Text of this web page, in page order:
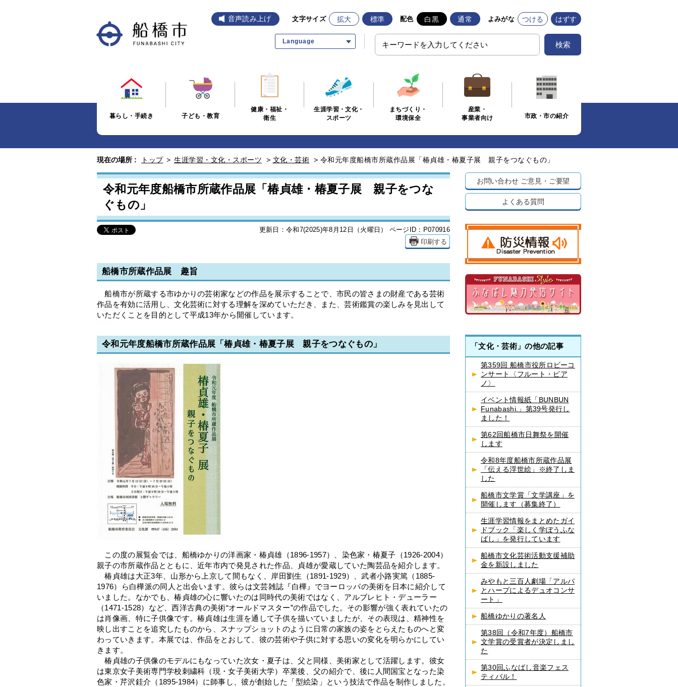
音声読み上げ 文字サイズ 拡大 標準 配色 白黒 通常 よみがな つける はずす
Language 検索
暮らし・手続き 子ども・教育
健康・福祉・
衛生
生涯学習・文化・
スポーツ
まちづくり・
環境保全
産業・
事業者向け
市政・市の紹介
現在の場所 : トップ > 生涯学習・文化・スポーツ > 文化・芸術 > 令和元年度船橋市所蔵作品展「椿貞雄・椿夏子展 親子をつなぐもの」
令和元年度船橋市所蔵作品展「椿貞雄・椿夏子展 親子をつな
ぐもの」
更新日：令和7(2025)年8月12日（火曜日） ページID：P070916
印刷する
船橋市所蔵作品展 趣旨
船橋市が所蔵する市ゆかりの芸術家などの作品を展示することで、市民の皆さまの財産である芸術
作品を有効に活用し、文化芸術に対する理解を深めていただき、また、芸術鑑賞の楽しみを見出して
いただくことを目的として平成13年から開催しています。
令和元年度船橋市所蔵作品展「椿貞雄・椿夏子展 親子をつなぐもの」
この度の展覧会では、船橋ゆかりの洋画家・椿貞雄（1896-1957）、染色家・椿夏子（1926-2004）
親子の市所蔵作品とともに、近年市内で発見された作品、貞雄が愛蔵していた陶芸品を紹介します。
椿貞雄は大正3年、山形から上京して間もなく、岸田劉生（1891-1929）、武者小路実篤（1885-
1976）ら白樺派の同人と出会います。彼らは文芸雑誌『白樺』でヨーロッパの美術を日本に紹介して
いました。なかでも、椿貞雄の心に響いたのは同時代の美術ではなく、アルブレヒト・デューラー
（1471-1528）など、西洋古典の美術“オールドマスター”の作品でした。その影響が強く表れていたの
は肖像画、特に子供像です。椿貞雄は生涯を通して子供を描いていましたが、その表現は、精神性を
映し出すことを追究したものから、スナップショットのように日常の家族の姿をとらえたものへと変
わっていきます。本展では、作品をとおして、彼の芸術や子供に対する思いの変化を明らかにしてい
きます。
椿貞雄の子供像のモデルにもなっていた次女・夏子は、父と同様、美術家として活躍します。彼女
は東京女子美術専門学校刺繍科（現・女子美術大学）卒業後、父の紹介で、後に人間国宝となった染
色家・芹沢銈介（1895-1984）に師事し、彼が創始した「型絵染」という技法で作品を制作しました。
お問い合わせ ご意見・ご要望
よくある質問
「文化・芸術」の他の記事
第359回 船橋市役所ロビーコ
ンサート〈フルート・ピア
ノ〉
イベント情報紙「BUNBUN
Funabashi.」第39号発行し
ました！
第62回船橋市日舞祭を開催
します
令和8年度船橋市所蔵作品展
「伝える浮世絵」※終了しま
した
船橋市文学賞「文学講座」を
開催します（募集終了）
生涯学習情報をまとめたガイ
ドブック「楽しく学ぼうふな
ばし」を発行しています
船橋市文化芸術活動支援補助
金を新設しました
みやもと三百人劇場「アルパ
とハープによるデュオコンサ
ート」
船橋ゆかりの著名人
第38回（令和7年度）船橋市
文学賞の受賞者が決定しまし
た
第30回ふなばし音楽フェス
ティバル！